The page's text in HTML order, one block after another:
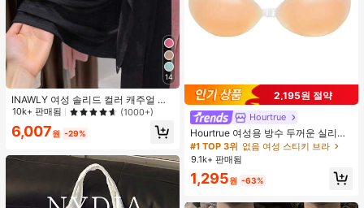
14
INAWLY 여성 솔리드 컬러 캐주얼 얇
은 가디건, 봄/여름
10k+ 판매됨 (1000+)
6,007원 -29%
2,195원 절약
Hourtrue
Hourtrue 여성용 방수 두꺼운 실리콘
가슴 페탈, 작은 가슴 리프트업 & 푸시
인용, 웨딩 촬영 및 들러리용
#1 TOP 3위 없음 여성 스티키 브라
9.1k+ 판매됨
1,295원 -63%